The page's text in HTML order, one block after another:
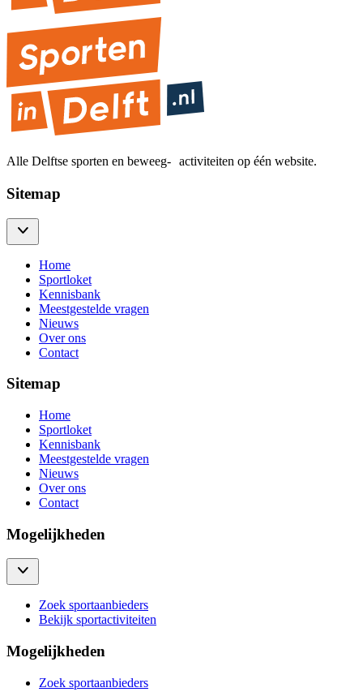
Alle Delftse sporten en beweeg- activiteiten op één website.
Sitemap
Home
Sportloket
Kennisbank
Meestgestelde vragen
Nieuws
Over ons
Contact
Sitemap
Home
Sportloket
Kennisbank
Meestgestelde vragen
Nieuws
Over ons
Contact
Mogelijkheden
Zoek sportaanbieders
Bekijk sportactiviteiten
Mogelijkheden
Zoek sportaanbieders